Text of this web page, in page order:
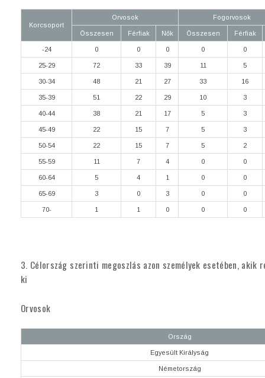
Korcsoport
Orvosok Fogorvosok
Összesen Férfiak Nők Összesen Férfiak
-24 0 0 0 0 0
25-29 72 33 39 11 5
30-34 48 21 27 33 16
35-39 51 22 29 10 3
40-44 38 21 17 5 3
45-49 22 15 7 5 3
50-54 22 15 7 5 2
55-59 11 7 4 0 0
60-64 5 4 1 0 0
65-69 3 0 3 0 0
70- 1 1 0 0 0
3. Célország szerinti megoszlás azon személyek esetében,
ki
Orvosok
Ország
Egyesült Királyság
Németország